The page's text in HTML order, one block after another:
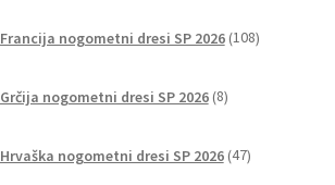
Francija nogometni dresi SP 2026 108izdelkov
Grčija nogometni dresi SP 2026 8izdelkov
Hrvaška nogometni dresi SP 2026 47izdelkov